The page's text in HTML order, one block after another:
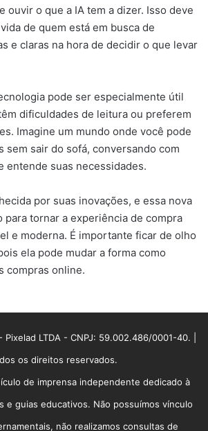
ouvir o que a IA tem a dizer. Isso deve
de quem está em busca de
e claras na hora de decidir o que levar
pode ser especialmente útil
dificuldades de leitura ou preferem
Imagine um mundo onde você pode
sem sair do sofá, conversando com
entende suas necessidades.
por suas inovações, e essa nova
para tornar a experiência de compra
e moderna. É importante ficar de olho
ela pode mudar a forma como
compras online.
LTDA - CNPJ: 59.002.486/0001-40. |
os direitos reservados.
de imprensa independente dedicado à
e guias educativos. Não possuímos vínculo
não realizamos consultas de